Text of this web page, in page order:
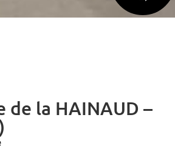
de la HAINAUD –